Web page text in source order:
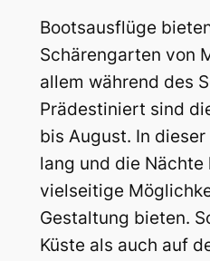
Bootsausflüge
Schärengarten von
allem während des
Prädestiniert sind
bis August. In
lang und die Nächte
vielseitige
Gestaltung bieten.
Küste als auch auf